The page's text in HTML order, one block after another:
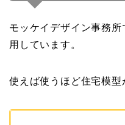
モッケイデザイン事務
用しています。
使えば使うほど住宅模型